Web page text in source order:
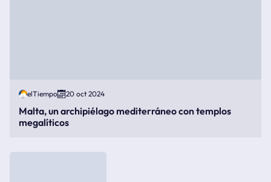
elTiempo 20 oct 2024
Malta, un archipiélago mediterráneo con templos
megalíticos